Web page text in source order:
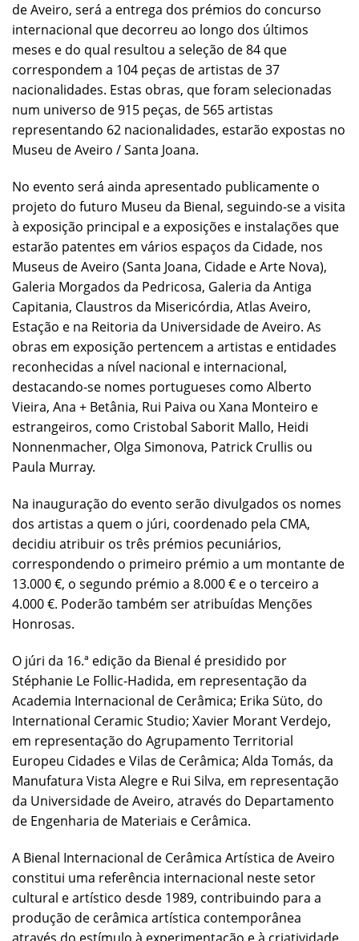
de Aveiro, será a entrega dos prémios do concurso
internacional que decorreu ao longo dos últimos
meses e do qual resultou a seleção de 84 que
correspondem a 104 peças de artistas de 37
nacionalidades. Estas obras, que foram selecionadas
num universo de 915 peças, de 565 artistas
representando 62 nacionalidades, estarão expostas no
Museu de Aveiro / Santa Joana.
No evento será ainda apresentado publicamente o
projeto do futuro Museu da Bienal, seguindo-se a visita
à exposição principal e a exposições e instalações que
estarão patentes em vários espaços da Cidade, nos
Museus de Aveiro (Santa Joana, Cidade e Arte Nova),
Galeria Morgados da Pedricosa, Galeria da Antiga
Capitania, Claustros da Misericórdia, Atlas Aveiro,
Estação e na Reitoria da Universidade de Aveiro. As
obras em exposição pertencem a artistas e entidades
reconhecidas a nível nacional e internacional,
destacando-se nomes portugueses como Alberto
Vieira, Ana + Betânia, Rui Paiva ou Xana Monteiro e
estrangeiros, como Cristobal Saborit Mallo, Heidi
Nonnenmacher, Olga Simonova, Patrick Crullis ou
Paula Murray.
Na inauguração do evento serão divulgados os nomes
dos artistas a quem o júri, coordenado pela CMA,
decidiu atribuir os três prémios pecuniários,
correspondendo o primeiro prémio a um montante de
13.000 €, o segundo prémio a 8.000 € e o terceiro a
4.000 €. Poderão também ser atribuídas Menções
Honrosas.
O júri da 16.ª edição da Bienal é presidido por
Stéphanie Le Follic-Hadida, em representação da
Academia Internacional de Cerâmica; Erika Süto, do
International Ceramic Studio; Xavier Morant Verdejo,
em representação do Agrupamento Territorial
Europeu Cidades e Vilas de Cerâmica; Alda Tomás, da
Manufatura Vista Alegre e Rui Silva, em representação
da Universidade de Aveiro, através do Departamento
de Engenharia de Materiais e Cerâmica.
A Bienal Internacional de Cerâmica Artística de Aveiro
constitui uma referência internacional neste setor
cultural e artístico desde 1989, contribuindo para a
produção de cerâmica artística contemporânea
através do estímulo à experimentação e à criatividade,